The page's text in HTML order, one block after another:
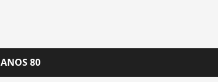
ANOS 80